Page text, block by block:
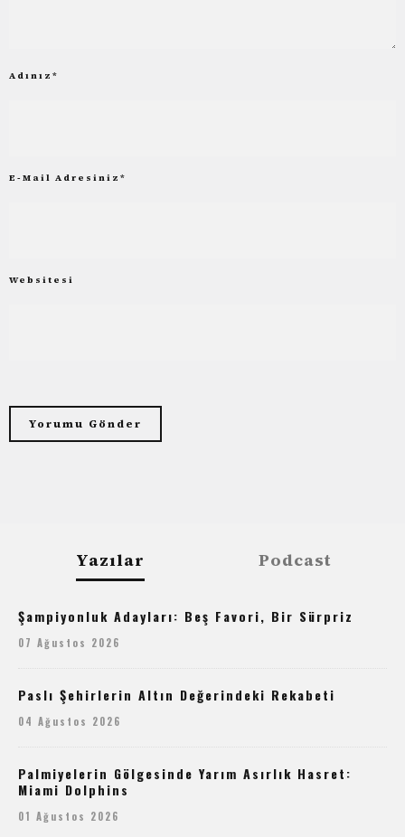
Adınız *
E-Mail Adresiniz *
Websitesi
Yazılar Podcast
Şampiyonluk Adayları: Beş Favori, Bir Sürpriz
07 Ağustos 2026
Paslı Şehirlerin Altın Değerindeki Rekabeti
04 Ağustos 2026
Palmiyelerin Gölgesinde Yarım Asırlık Hasret:
Miami Dolphins
01 Ağustos 2026